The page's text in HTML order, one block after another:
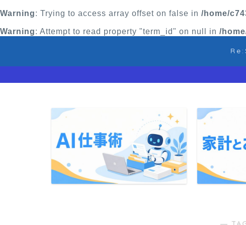
Warning: Trying to access array offset on false in /home/
Warning: Attempt to read property "term_id" on null in /